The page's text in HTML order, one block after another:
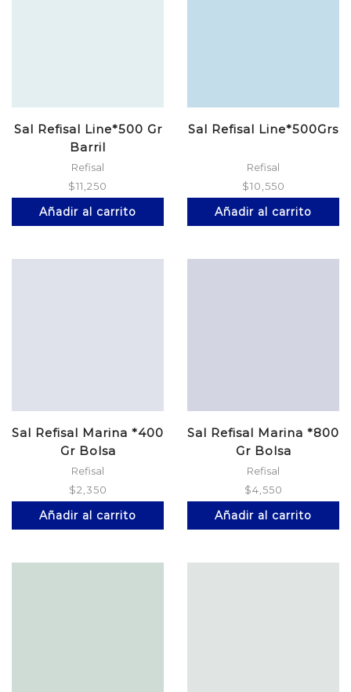
Sal Refisal Line*500 Gr
Barril
Refisal
$11,250
Añadir al carrito
Sal Refisal Line*500Grs
Refisal
$10,550
Añadir al carrito
Sal Refisal Marina *400
Gr Bolsa
Refisal
$2,350
Añadir al carrito
Sal Refisal Marina *800
Gr Bolsa
Refisal
$4,550
Añadir al carrito